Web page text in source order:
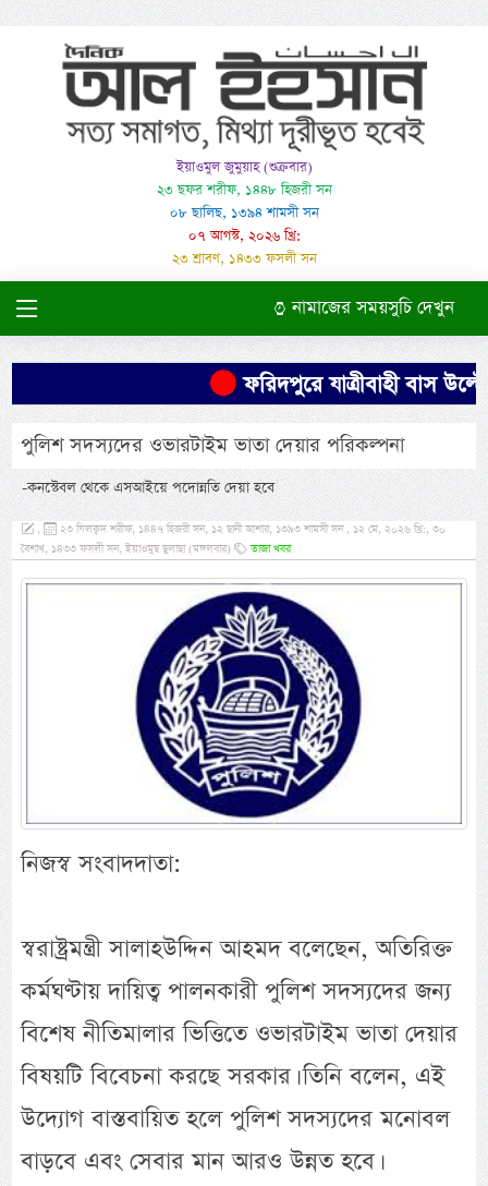
ইয়াওমুল জুমুয়াহ (শুক্রবার)
২৩ ছফর শরীফ, ১৪৪৮ হিজরী সন
০৮ ছালিছ, ১৩৯৪ শামসী সন
০৭ আগস্ট, ২০২৬ খ্রি:
২৩ শ্রাবণ, ১৪৩৩ ফসলী সন
নামাজের সময়সুচি দেখুন
ফরিদপুরে যাত্রীবাহী বাস উল্টে
পুলিশ সদস্যদের ওভারটাইম ভাতা দেয়ার পরিকল্পনা
-কনস্টেবল থেকে এসআইয়ে পদোন্নতি দেয়া হবে
,
২৩ যিলক্বদ শরীফ, ১৪৪৭ হিজরী সন, ১২ ছানী আশার, ১৩৯৩ শামসী সন , ১২ মে, ২০২৬ খ্রি:, ৩০
বৈশাখ, ১৪৩৩ ফসলী সন, ইয়াওমুছ ছুলাছা (মঙ্গলবার)
তাজা খবর
নিজস্ব সংবাদদাতা:
স্বরাষ্ট্রমন্ত্রী সালাহউদ্দিন আহমদ বলেছেন, অতিরিক্ত
কর্মঘণ্টায় দায়িত্ব পালনকারী পুলিশ সদস্যদের জন্য
বিশেষ নীতিমালার ভিত্তিতে ওভারটাইম ভাতা দেয়ার
বিষয়টি বিবেচনা করছে সরকার। তিনি বলেন, এই
উদ্যোগ বাস্তবায়িত হলে পুলিশ সদস্যদের মনোবল
বাড়বে এবং সেবার মান আরও উন্নত হবে।